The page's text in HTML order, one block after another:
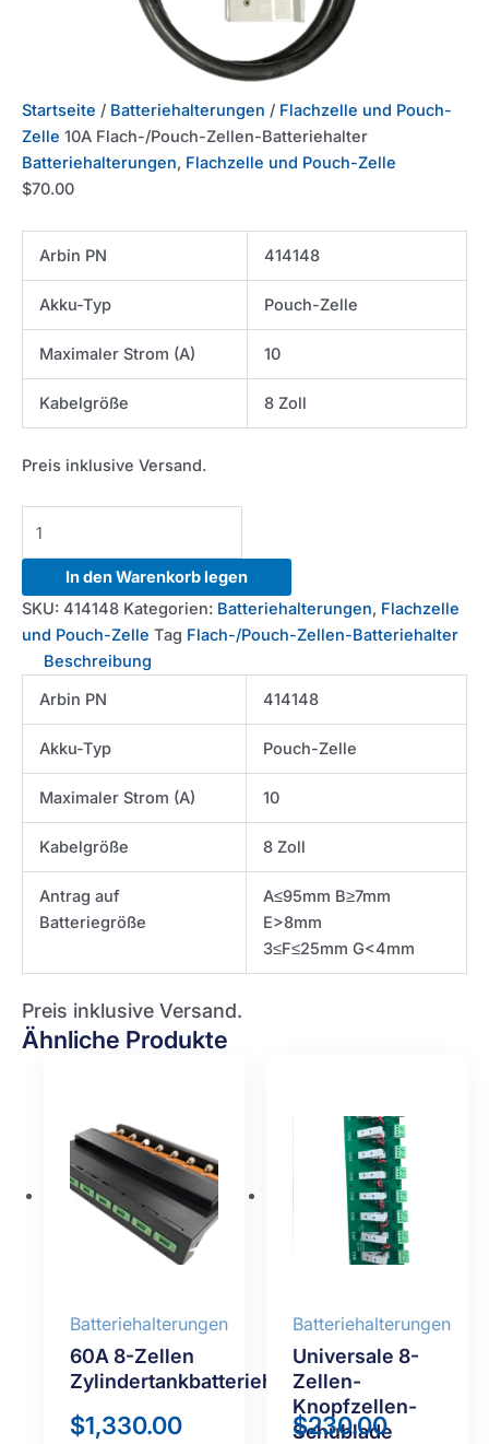
Startseite / Batteriehalterungen / Flachzelle und Pouch-
Zelle 10A Flach-/Pouch-Zellen-Batteriehalter
Batteriehalterungen, Flachzelle und Pouch-Zelle
$70.00
Arbin PN 414148
Akku-Typ Pouch-Zelle
Maximaler Strom (A) 10
Kabelgröße 8 Zoll
Preis inklusive Versand.
Flat/Pouch
Battery
In den Warenkorb legen
SKU: 414148 Kategorien: Batteriehalterungen, Flachzelle
und Pouch-Zelle Tag Flach-/Pouch-Zellen-Batteriehalter
Beschreibung
Arbin PN
414148
Akku-Typ Pouch-Zelle
Maximaler Strom (A) 10
Kabelgröße 8 Zoll
Antrag auf
Batteriegröße
A≤95mm B≥7mm
E>8mm
3≤F≤25mm G<4mm
Preis inklusive Versand.
Ähnliche Produkte
Batteriehalterungen
60A 8-Zellen
Zylindertankbatteriehalter
$1,330.00
Batteriehalterungen
Universale 8-
Zellen-
Knopfzellen-
Schublade
$230.00